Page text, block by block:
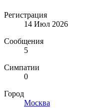
Регистрация
14 Июл 2026
Сообщения
5
Симпатии
0
Город
Москва